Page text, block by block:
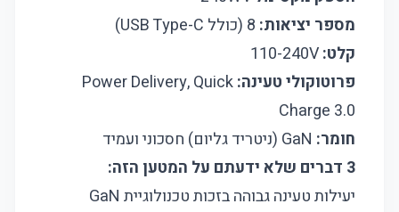
מספר יציאות:
קלט:
פרוטוקולי טעינה:Power Delivery, Quick
Charge 3.0
חומר:
3 דברים שלא ידעתם על המטען הזה:
יעילות טעינה גבוהה בזכות טכנולוגיית GaN